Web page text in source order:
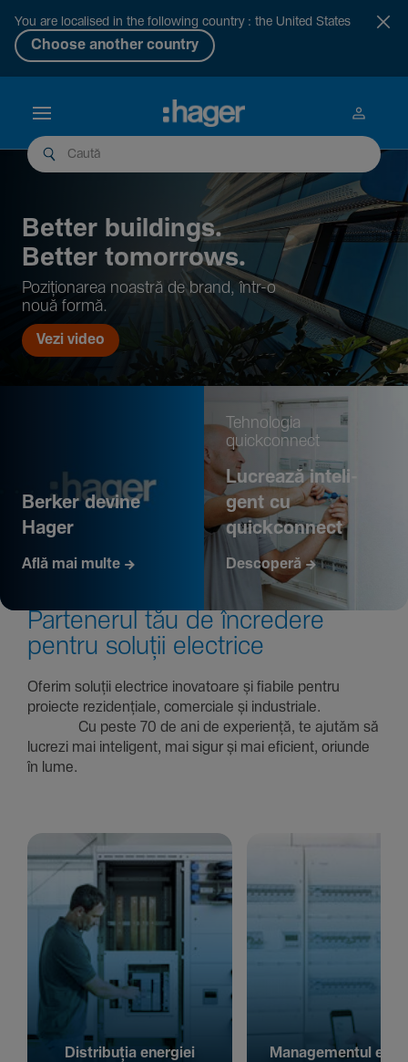
You are localised in the following country : the United States
Choose another country
Better buil­dings.
Better tomor­rows.
Pozi­țio­narea noastră de brand, într-o
nouă formă.
Vezi video
Berker devine
Hager
Află mai multe
Tehno­logia
quickconnect
Lucrează inte­li­
gent cu
quickconnect
Descoperă
Parte­nerul tău de încre­dere
pentru soluții electrice
Oferim soluții electrice inova­toare și fiabile pentru
proiecte rezi­den­țiale, comer­ciale și indus­triale.
Cu peste 70 de ani de expe­riență, te ajutăm să
lucrezi mai inte­li­gent, mai sigur și mai eficient, oriunde
în lume.
Distribuția energiei Managementul